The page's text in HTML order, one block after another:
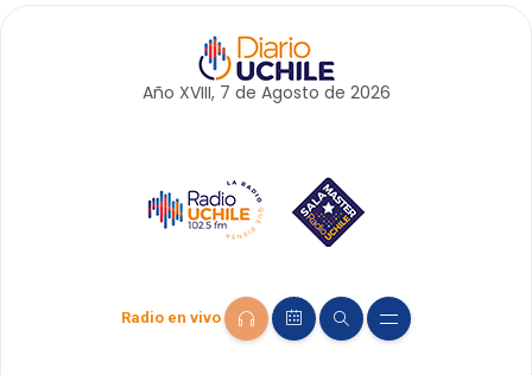
Año XVIII, 7 de Agosto de 2026
Radio en vivo